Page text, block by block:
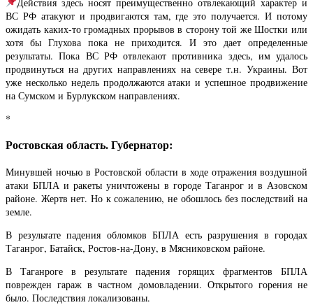
ВС РФ атакуют и продвигаются там, где это получается. И потому
ожидать каких-то громадных прорывов в сторону той же Шостки или
хотя бы Глухова пока не приходится. И это дает определенные
результаты. Пока ВС РФ отвлекают противника здесь, им удалось
продвинуться на других направлениях на севере т.н. Украины. Вот
уже несколько недель продолжаются атаки и успешное продвижение
на Сумском и Бурлукском направлениях.
*
Ростовская область. Губернатор:
Минувшей ночью в Ростовской области в ходе отражения воздушной
атаки БПЛА и ракеты уничтожены в городе Таганрог и в Азовском
районе. Жертв нет. Но к сожалению, не обошлось без последствий на
земле.
В результате падения обломков БПЛА есть разрушения в городах
Таганрог, Батайск, Ростов-на-Дону, в Мясниковском районе.
В Таганроге в результате падения горящих фрагментов БПЛА
поврежден гараж в частном домовладении. Открытого горения не
было. Последствия локализованы.